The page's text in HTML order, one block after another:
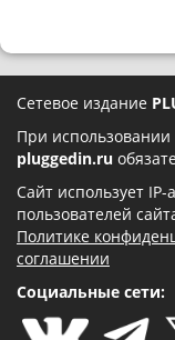
Сетевое издание
При использовании
pluggedin.ru
Сайт использует
пользователей
Политике
соглашении
Социальные сети: